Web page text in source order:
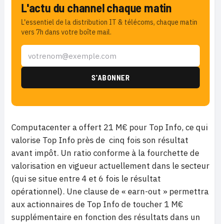
L'actu du channel chaque matin
L'essentiel de la distribution IT & télécoms, chaque matin
vers 7h dans votre boîte mail.
Computacenter a offert 21 M€ pour Top Info, ce qui
valorise Top Info près de cinq fois son résultat
avant impôt. Un ratio conforme à la fourchette de
valorisation en vigueur actuellement dans le secteur
(qui se situe entre 4 et 6 fois le résultat
opérationnel). Une clause de « earn-out » permettra
aux actionnaires de Top Info de toucher 1 M€
supplémentaire en fonction des résultats dans un